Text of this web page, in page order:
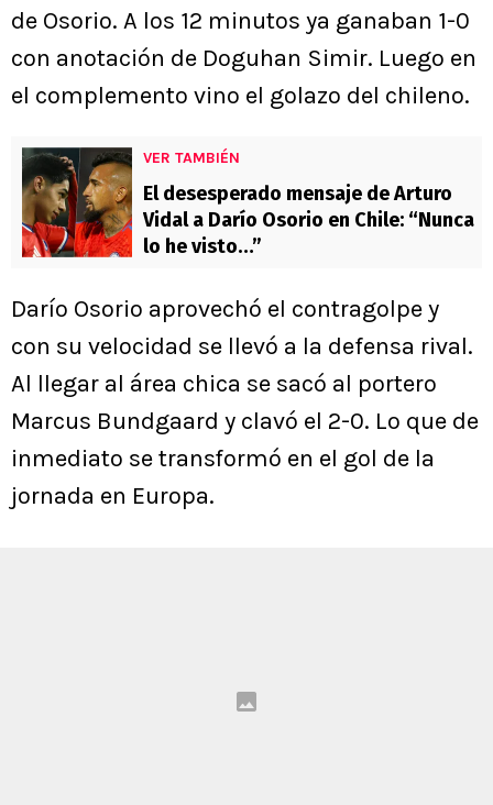
de Osorio. A los 12 minutos ya ganaban 1-0
con anotación de Doguhan Simir. Luego en
el complemento vino el golazo del chileno.
VER TAMBIÉN
El desesperado mensaje de Arturo
Vidal a Darío Osorio en Chile: “Nunca
lo he visto…”
Darío Osorio aprovechó el contragolpe y
con su velocidad se llevó a la defensa rival.
Al llegar al área chica se sacó al portero
Marcus Bundgaard y clavó el 2-0. Lo que de
inmediato se transformó en el gol de la
jornada en Europa.